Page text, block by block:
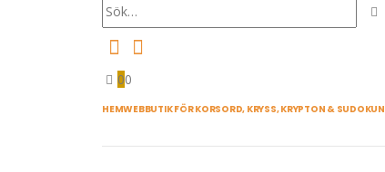
00
HEMWEBBUTIK FÖR KORSORD, KRYSS, KRYPTON & SUDOKUN